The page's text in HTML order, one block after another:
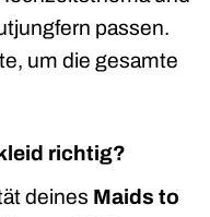
passen.
um die gesamte
richtig?
deines Maids to